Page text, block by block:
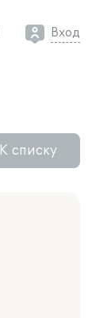
Вход
К списку